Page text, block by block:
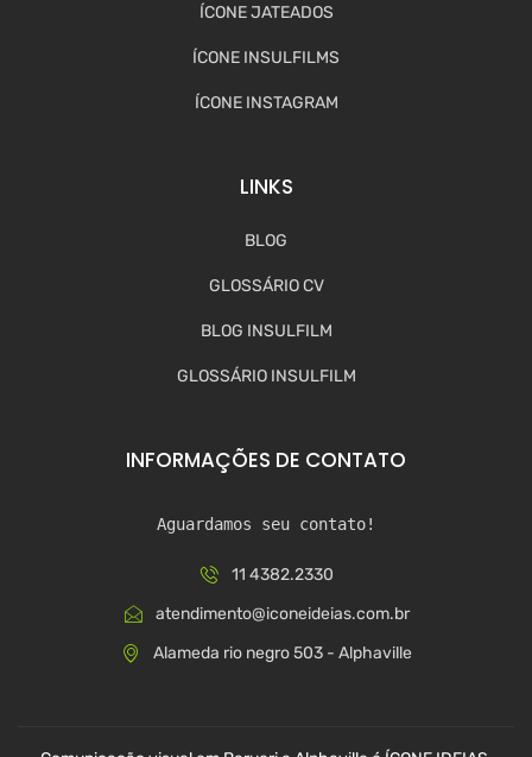
ÍCONE JATEADOS
ÍCONE INSULFILMS
ÍCONE INSTAGRAM
LINKS
BLOG
GLOSSÁRIO CV
BLOG INSULFILM
GLOSSÁRIO INSULFILM
INFORMAÇÕES DE CONTATO
Aguardamos seu contato!
11 4382.2330
atendimento@iconeideias.com.br
Alameda rio negro 503 - Alphaville